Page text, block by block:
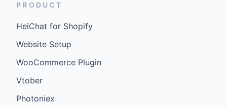
PRODUCT
HeiChat for Shopify
Website Setup
WooCommerce Plugin
Vtober
Photoniex